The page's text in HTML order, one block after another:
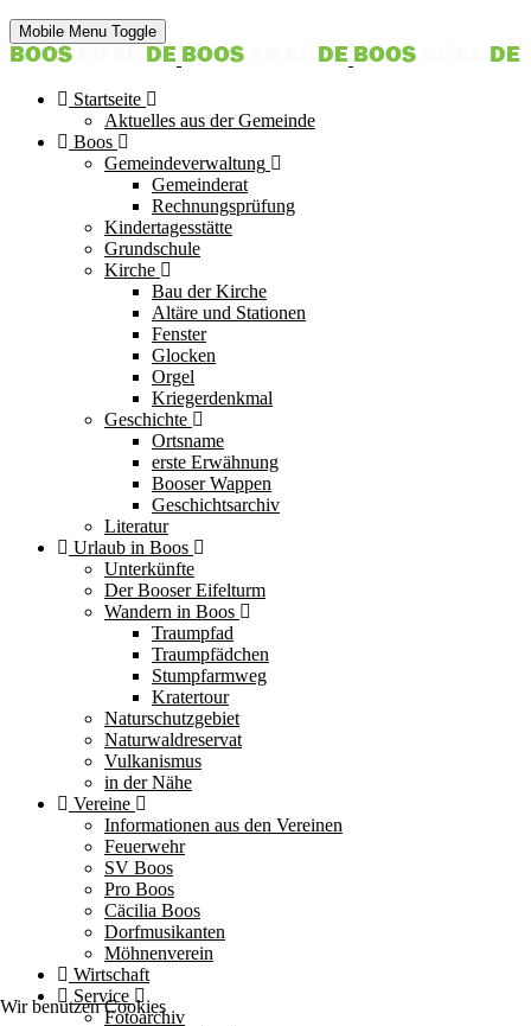
Mobile Menu Toggle
Startseite
Aktuelles aus der Gemeinde
Boos
Gemeindeverwaltung
Gemeinderat
Rechnungsprüfung
Kindertagesstätte
Grundschule
Kirche
Bau der Kirche
Altäre und Stationen
Fenster
Glocken
Orgel
Kriegerdenkmal
Geschichte
Ortsname
erste Erwähnung
Booser Wappen
Geschichtsarchiv
Literatur
Urlaub in Boos
Unterkünfte
Der Booser Eifelturm
Wandern in Boos
Traumpfad
Traumpfädchen
Stumpfarmweg
Kratertour
Naturschutzgebiet
Naturwaldreservat
Vulkanismus
in der Nähe
Vereine
Informationen aus den Vereinen
Feuerwehr
SV Boos
Pro Boos
Cäcilia Boos
Dorfmusikanten
Möhnenverein
Wirtschaft
Service
Fotoarchiv
Wir benutzen Cookies